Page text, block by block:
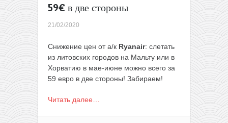
59€ в две стороны
21/02/2020
Снижение цен от а/к Ryanair: слетать
из литовских городов на Мальту или в
Хорватию в мае-июне можно всего за
59 евро в две стороны! Забираем!
Читать далее…